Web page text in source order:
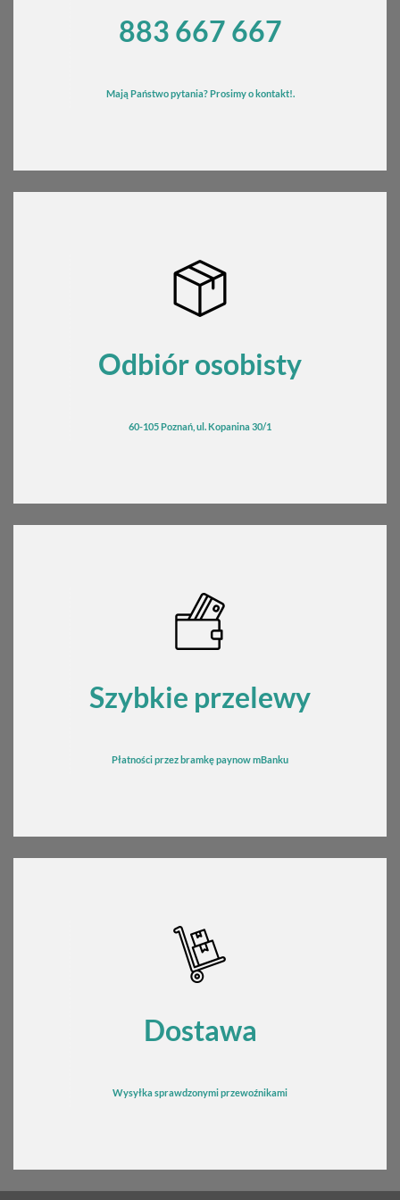
883 667 667
Mają Państwo pytania? Prosimy o kontakt!.
Odbiór osobisty
60-105 Poznań, ul. Kopanina 30/1
Szybkie przelewy
Płatności przez bramkępaynow mBanku
Dostawa
Wysyłka sprawdzonymi przewoźnikami